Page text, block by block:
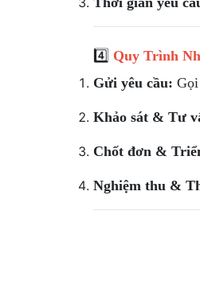
4️⃣ Quy Trình
Gửi yêu cầu:
Khảo sát & Tư
Chốt đơn &
Nghiệm thu &